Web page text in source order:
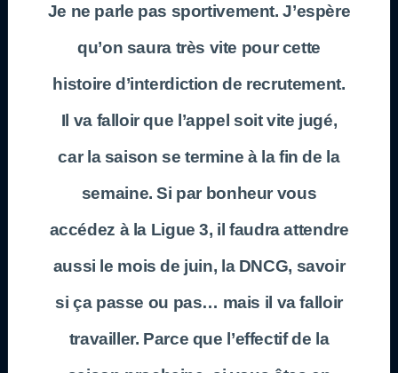
Je ne parle pas sportivement. J’espère
qu’on saura très vite pour cette
histoire d’interdiction de recrutement.
Il va falloir que l’appel soit vite jugé,
car la saison se termine à la fin de la
semaine. Si par bonheur vous
accédez à la Ligue 3, il faudra attendre
aussi le mois de juin, la DNCG, savoir
si ça passe ou pas… mais il va falloir
travailler. Parce que l’effectif de la